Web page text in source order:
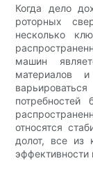
Когда дело
роторных
несколько
машин
материалов
относятся
долот, все из
эффективности